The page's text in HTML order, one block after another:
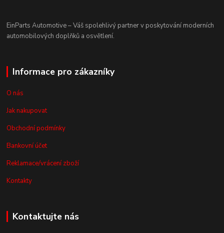
EinParts Automotive – Váš spolehlivý partner v poskytování moderních
automobilových doplňků a osvětlení.
Informace pro zákazníky
O nás
Jak nakupovat
Obchodní podmínky
Bankovní účet
Reklamace/vrácení zboží
Kontakty
Kontaktujte nás